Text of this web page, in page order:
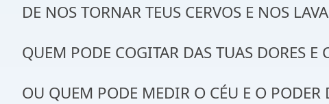
DE NOS TORNAR TEUS CERVOS E NOS
QUEM PODE COGITAR DAS TUAS DORES E
OU QUEM PODE MEDIR O CÉU E O PODER